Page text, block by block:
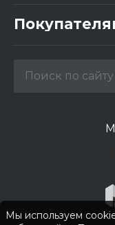
Мы используем